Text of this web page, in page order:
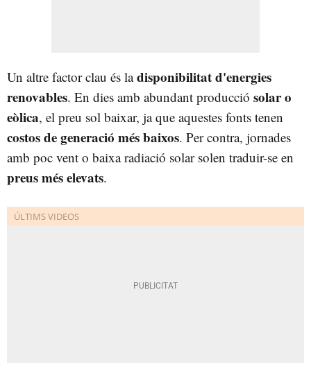
Un altre factor clau és ladisponibilitat d'energies
renovables. En dies amb abundant producció solar o
eòlica, el preu sol baixar, ja que aquestes fonts tenen
costos de generació més baixos. Per contra, jornades
amb poc vent o baixa radiació solar solen traduir-se en
preus més elevats.